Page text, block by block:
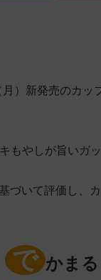
）新発売のカッ
もやしが旨いガ
づいて評価し、
で かま